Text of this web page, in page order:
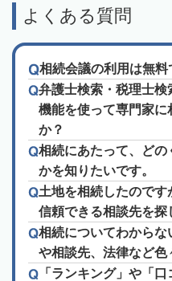
よくある質問
相続会議の利用は無料
弁護士検索・税理士
機能を使って専門家に
か？
相続にあたって、どの
かを知りたいです。
土地を相続したのです
信頼できる相談先を探
相続についてわからな
や相談先、法律など色
「ランキング」や「